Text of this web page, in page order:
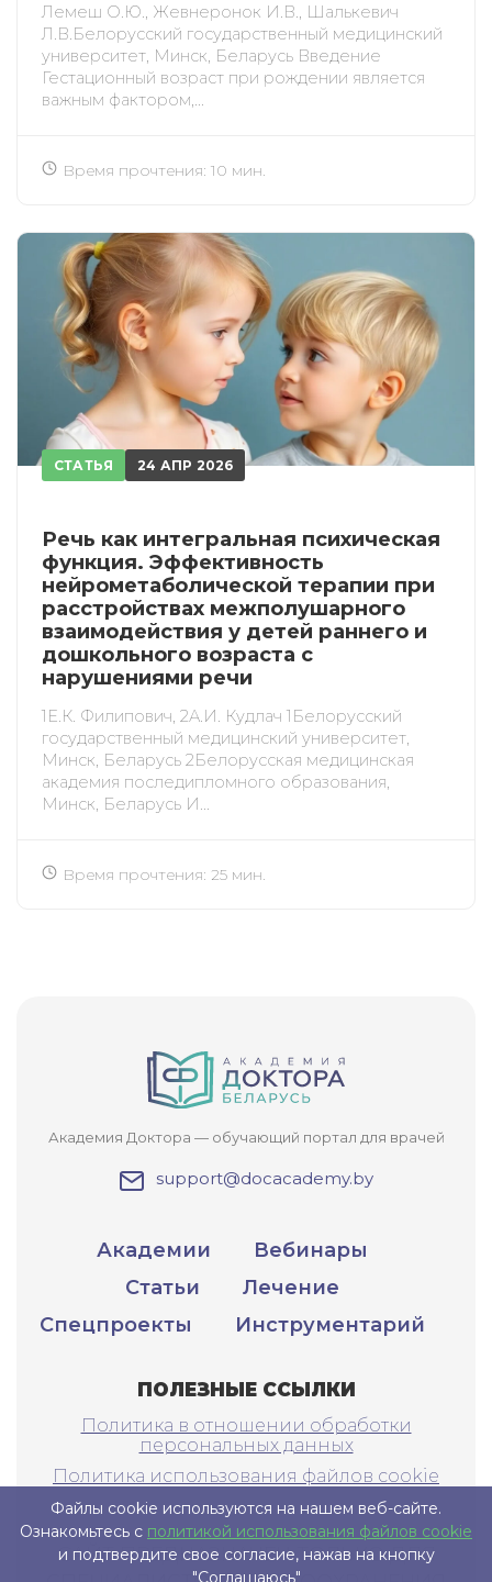
Лемеш О.Ю., Жевнеронок И.В., Шалькевич
Л.В.Белорусский государственный медицинский
университет, Минск, Беларусь Введение
Гестационный возраст при рождении является
важным фактором,...
Время прочтения: 10 мин.
СТАТЬЯ 24 АПР 2026
Речь как интегральная психическая
функция. Эффективность
нейрометаболической терапии при
расстройствах межполушарного
взаимодействия у детей раннего и
дошкольного возраста с
нарушениями речи
1Е.К. Филипович, 2А.И. Кудлач 1Белорусский
государственный медицинский университет,
Минск, Беларусь 2Белорусская медицинская
академия последипломного образования,
Минск, Беларусь И...
Время прочтения: 25 мин.
Академия Доктора — обучающий портал для врачей
support@docacademy.by
Академии
Вебинары
Статьи
Лечение
Спецпроекты
Инструментарий
ПОЛЕЗНЫЕ ССЫЛКИ
Политика в отношении обработки
персональных данных
Политика использования файлов cookie
САЙТ ПРЕДНАЗНАЧЕН ТОЛЬКО ДЛЯ
Файлы cookie используются на нашем веб-сайте.
Ознакомьтесь с политикой использования файлов cookie
и подтвердите свое согласие, нажав на кнопку
"Соглашаюсь"